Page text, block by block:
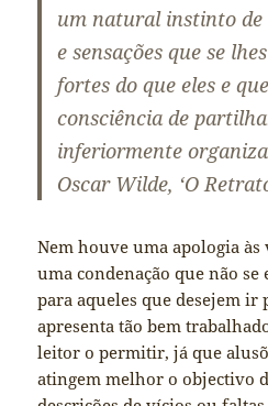
um natural instinto de
e sensações que se
fortes do que eles e
consciência de
inferiormente
Oscar Wilde, ‘O
Nem houve uma apologia
uma condenação que não se
para aqueles que desejem ir
apresenta tão bem
leitor o permitir, já que
atingem melhor o objectivo